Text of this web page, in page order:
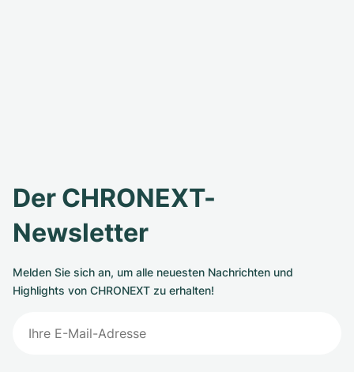
Der CHRONEXT-
Newsletter
Melden Sie sich an, um alle neuesten Nachrichten und
Highlights von CHRONEXT zu erhalten!